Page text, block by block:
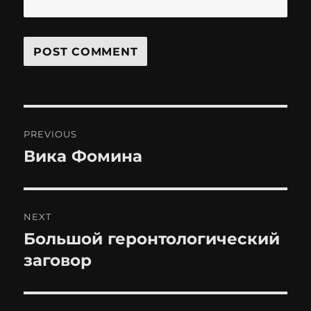
navigation
PREVIOUS
Previous
Вика Фомина
NEXT
Next
post:
Большой геронтологический
заговор